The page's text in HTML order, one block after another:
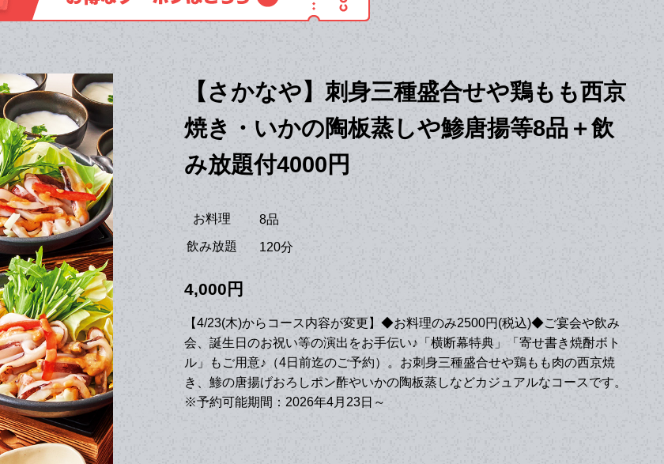
【さかなや】刺身三種盛合せや鶏もも西京
焼き・いかの陶板蒸しや鯵唐揚等8品＋飲
み放題付4000円
お料理 8品
飲み放題 120分
4,000円
【4/23(木)からコース内容が変更】◆お料理のみ2500円(税込)◆ご宴会や飲み
会、誕生日のお祝い等の演出をお手伝い♪「横断幕特典」「寄せ書き焼酎ボト
ル」もご用意♪（4日前迄のご予約）。お刺身三種盛合せや鶏もも肉の西京焼
き、鯵の唐揚げおろしポン酢やいかの陶板蒸しなどカジュアルなコースです。
※予約可能期間：2026年4月23日～